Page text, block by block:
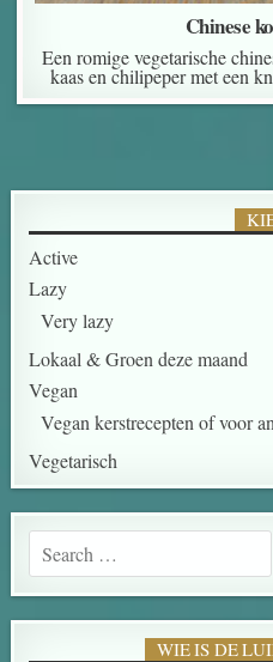
Chinese
Een romige vegetarische
kaas en chilipeper met een
Active
Lazy
Very lazy
Lokaal & Groen deze maand
Vegan
Vegan kerstrecepten of voor
Vegetarisch
Search for:
WIE IS DE